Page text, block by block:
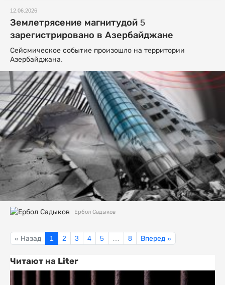
12.06.2026
Землетрясение магнитудой 5
зарегистрировано в Азербайджане
Сейсмическое событие произошло на территории
Азербайджана.
Ербол Садыков
« Назад 1 2 3 4 5 8 Вперед »
Читают на Liter